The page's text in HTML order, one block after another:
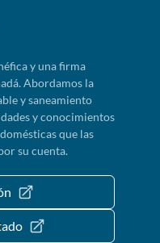
y una firma
Abordamos la
y saneamiento
y conocimientos
que las
su cuenta.